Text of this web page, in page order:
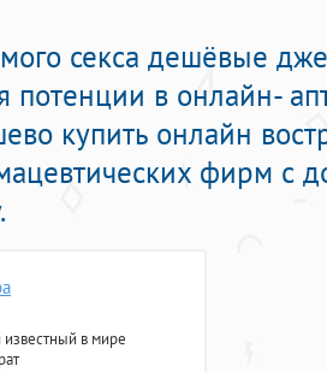
секса дешёвые
потенции в онлайн-
купить онлайн
фирм с
в мире